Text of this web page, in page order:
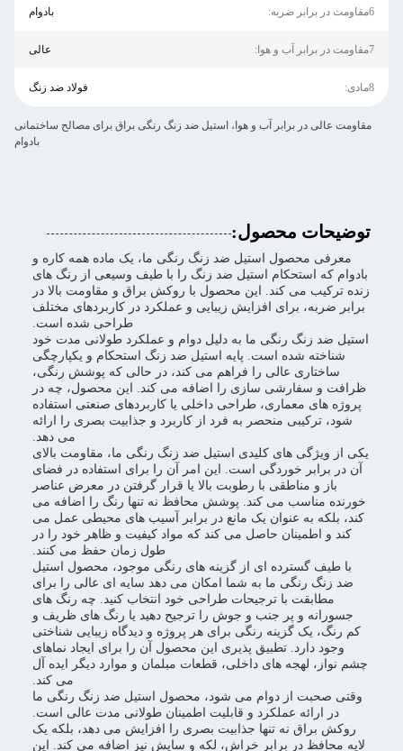
6مقاومت در برابر ضربه: بادوام
7مقاومت در برابر آب و هوا: عالی
8مادی: فولاد ضد زنگ
مقاومت عالی در برابر آب و هوا، استیل ضد زنگ رنگی براق برای مصالح ساختمانی
بادوام
توضیحات محصول:
معرفی محصول استیل ضد زنگ رنگی ما، یک ماده همه کاره و
بادوام که استحکام استیل ضد زنگ را با طیف وسیعی از رنگ های
زنده ترکیب می کند. این محصول با روکش براق و مقاومت بالا در
برابر ضربه، برای افزایش زیبایی و عملکرد در کاربردهای مختلف
طراحی شده است.
استیل ضد زنگ رنگی ما به دلیل دوام و عملکرد طولانی مدت خود
شناخته شده است. پایه استیل ضد زنگ استحکام و یکپارچگی
ساختاری عالی را فراهم می کند، در حالی که پوشش رنگی،
ظرافت و سفارشی سازی را اضافه می کند. این محصول، چه در
پروژه های معماری، طراحی داخلی یا کاربردهای صنعتی استفاده
شود، ترکیبی منحصر به فرد از کاربرد و جذابیت بصری را ارائه
می دهد.
یکی از ویژگی های کلیدی استیل ضد زنگ رنگی ما، مقاومت بالای
آن در برابر خوردگی است. این امر آن را برای استفاده در فضای
باز و مناطقی با رطوبت بالا یا قرار گرفتن در معرض عناصر
خورنده مناسب می کند. پوشش محافظ نه تنها رنگ را اضافه می
کند، بلکه به عنوان یک مانع در برابر آسیب های محیطی عمل می
کند و اطمینان حاصل می کند که مواد کیفیت و ظاهر خود را در
طول زمان حفظ می کنند.
با طیف گسترده ای از گزینه های رنگی موجود، محصول استیل
ضد زنگ رنگی ما به شما امکان می دهد سایه ای عالی را برای
مطابقت با ترجیحات طراحی خود انتخاب کنید. چه رنگ های
جسورانه و پر جنب و جوش را ترجیح دهید یا رنگ های ظریف و
کم رنگ، یک گزینه رنگی برای هر پروژه و دیدگاه زیبایی شناختی
وجود دارد. تطبیق پذیری این محصول آن را برای ایجاد نماهای
چشم نواز، لهجه های داخلی، قطعات مبلمان و موارد دیگر ایده آل
می کند.
وقتی صحبت از دوام می شود، محصول استیل ضد زنگ رنگی ما
در ارائه عملکرد و قابلیت اطمینان طولانی مدت عالی است.
روکش براق نه تنها جذابیت بصری را افزایش می دهد، بلکه یک
لایه محافظ در برابر خراش، لکه و سایش نیز اضافه می کند. این